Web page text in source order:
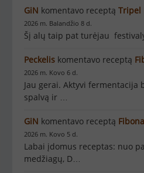
GiN komentavo receptą Tripel
2026 m. Balandžio 8 d.
Šį alų taip pat turėjau
Peckelis komentavo receptą
2026 m. Kovo 6 d.
Jau gerai. Aktyvi fermentacija
spalvą ir …
GiN komentavo receptą
2026 m. Kovo 5 d.
Labai įdomus receptas: nuo
medžiagų, D…